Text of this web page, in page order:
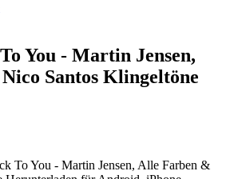
You - Martin Jensen,
Santos Klingeltöne
To You - Martin Jensen, Alle Farben &